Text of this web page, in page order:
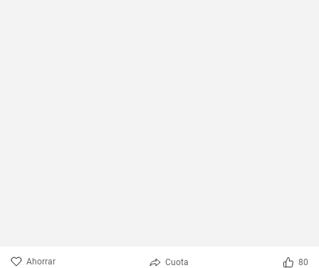
Ahorrar Cuota 80